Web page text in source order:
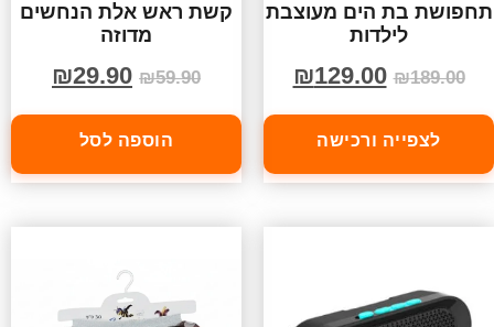
תחפושת בת הים מעוצבת
לילדות
₪189.00
₪129.00
לצפייה ורכישה
קשת ראש אלת הנחשים
מדוזה
₪59.90
₪29.90
הוספה לסל